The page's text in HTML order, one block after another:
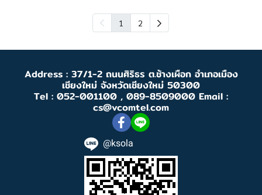
1 2
Address : 37/1-2 ถนนศิริธร ต.ช้างเผือก อำเภอเมือง
เชียงใหม่ จังหวัดเชียงใหม่ 50300
Tel : 052-001100 , 089-8509000 Email :
cs@vcomtel.com
@ksola